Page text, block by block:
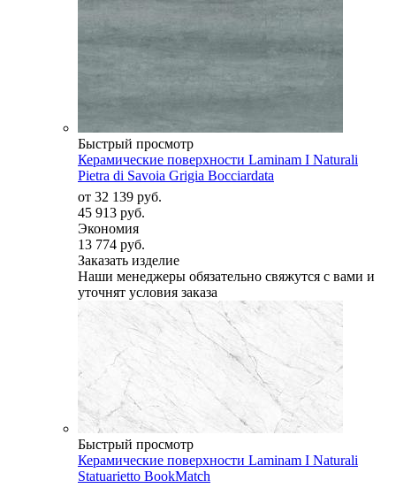
Быстрый просмотр
Керамические поверхности Laminam I Naturali
Pietra di Savoia Grigia Bocciardata
от 32 139 руб.
45 913 руб.
Экономия
13 774 руб.
Заказать изделие
Наши менеджеры обязательно свяжутся с вами и
уточнят условия заказа
Быстрый просмотр
Керамические поверхности Laminam I Naturali
Statuarietto BookMatch